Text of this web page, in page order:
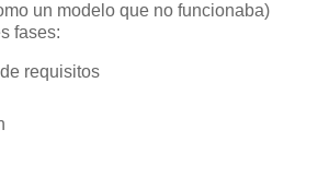
un modelo que no funcionaba)
fases:
requisitos